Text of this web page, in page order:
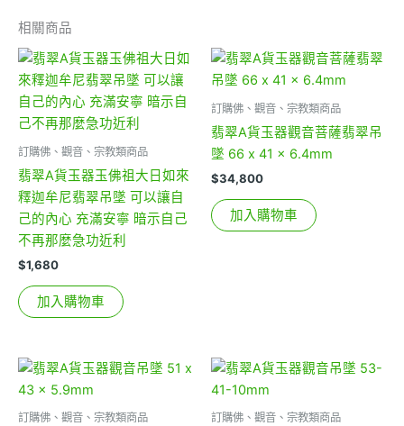
相關商品
訂購佛、觀音、宗教類商品
翡翠A貨玉器玉佛祖大日如來
釋迦牟尼翡翠吊墜 可以讓自
己的內心 充滿安寧 暗示自己
不再那麼急功近利
$1,680
加入購物車
訂購佛、觀音、宗教類商品
翡翠A貨玉器觀音菩薩翡翠吊
墜 66 x 41 x 6.4mm
$34,800
加入購物車
訂購佛、觀音、宗教類商品 訂購佛、觀音、宗教類商品